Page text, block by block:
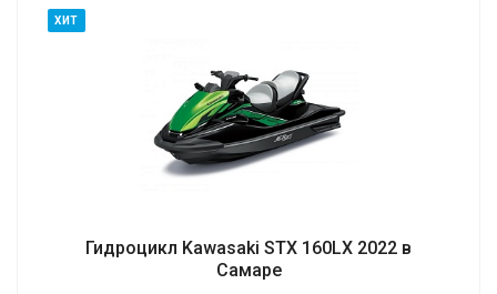
ХИТ
Гидроцикл Kawasaki STX 160LX 2022 в
Самаре